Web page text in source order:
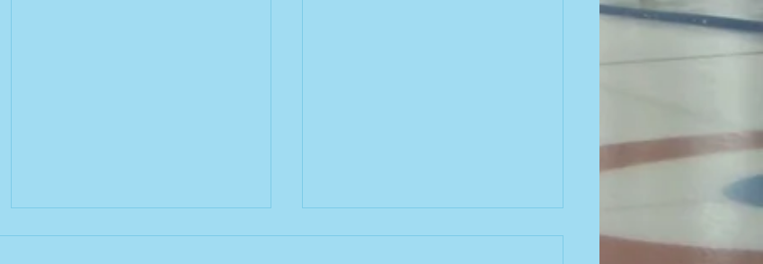
Un bel accomplissement!
Un autre honneur pour nos